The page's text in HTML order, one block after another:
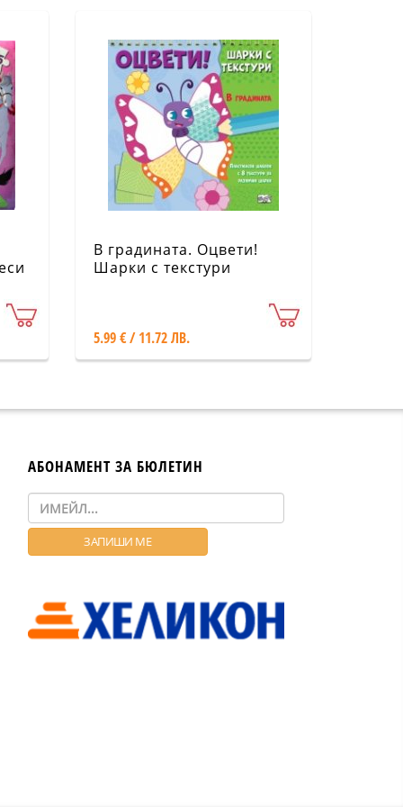
В градината. Оцвети!
Шарки с текстури
5.99 € / 11.72 ЛВ.
АБОНАМЕНТ ЗА БЮЛЕТИН